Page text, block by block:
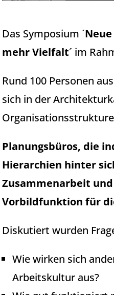
Das Symposium ´
mehr Vielfalt´ im
Rund 100 Personen
sich in der
Planungsbüros, die
Hierarchien hinter
Zusammenarbeit
Vorbildfunktion für
Diskutiert wurden
Wie wirken sich
Arbeitskultur aus?